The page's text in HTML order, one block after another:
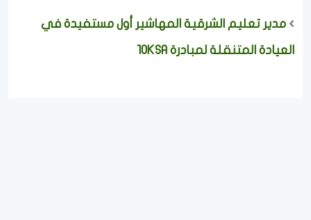
مدير تعليم الشرقية المهاشير أول مستفيدة في
العيادة المتنقلة لمبادرة 10KSA